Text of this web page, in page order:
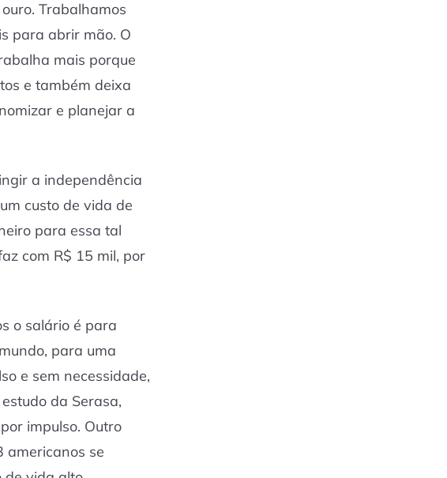
Trabalhamos
para abrir mão. O
mais porque
e também deixa
e planejar a
a independência
custo de vida de
para essa tal
com R$ 15 mil, por
o salário é para
para uma
e sem necessidade,
da Serasa,
impulso. Outro
americanos se